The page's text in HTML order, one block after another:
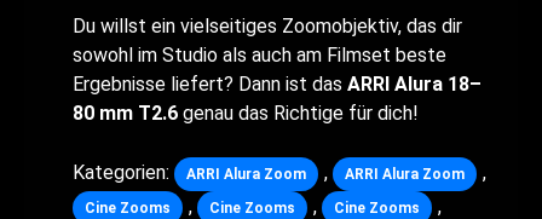
Du willst ein vielseitiges Zoomobjektiv, das dir
sowohl im Studio als auch am Filmset beste
Ergebnisse liefert? Dann ist das ARRI Alura 18–
80 mm T2.6 genau das Richtige für dich!
Kategorien: ARRI Alura Zoom , ARRI Alura Zoom ,
Cine Zooms , Cine Zooms , Cine Zooms ,